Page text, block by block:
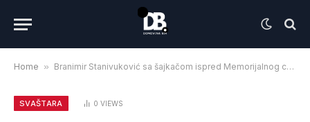
Home » Branimir Stanivuković sa šajkačom ispred Memorijalnog centra izazvao reakcije javnosti
SVAŠTARA 0 VIEWS